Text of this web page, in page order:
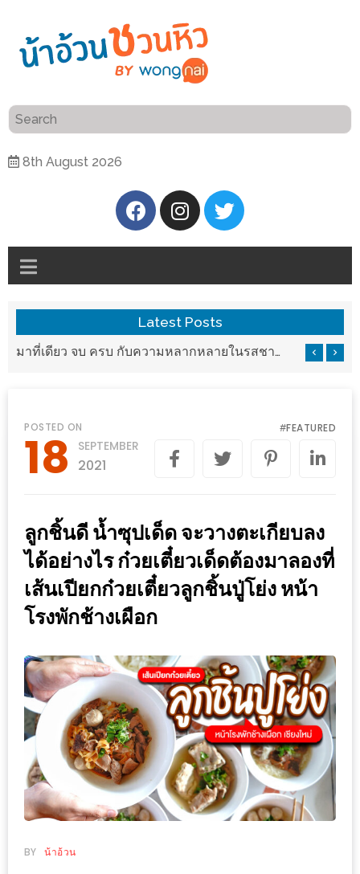
8th August 2026
แนะนำ
อ้วน
ความ
เป็น
ตัว
ศิริ
ปัน
นาฯ
เชียงใหม่
เล่น
กัน
ฐานะ
อะไร
…
งาน
ที่
ครบ
ครั้ง
ช้อป
ชิ
ลล์
ชิม
ที่
Latest Posts
มาที่เดียว จบ ครบ กับความหลากหลายในรสชาติที่นำมาจากทั่วเมืองจีนที่ HAN The Chinese Cuisine
POSTED ON
18 SEPTEMBER
2021
#FEATURED
ลูกชิ้นดี น้ำซุปเด็ด จะวางตะเกียบลง
ได้อย่างไร ก๋วยเตี๋ยวเด็ดต้องมาลองที่
เส้นเปียกก๋วยเตี๋ยวลูกชิ้นปู่โย่ง หน้า
โรงพักช้างเผือก
BY น้าอ้วน